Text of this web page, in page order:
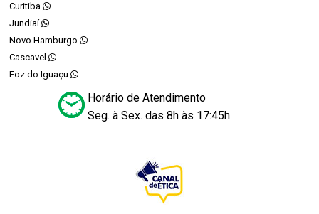
Curitiba
Jundiaí
Novo Hamburgo
Cascavel
Foz do Iguaçu
Horário de Atendimento
Seg. à Sex. das 8h às 17:45h